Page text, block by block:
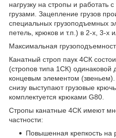
нагрузку на стропы и работать
грузами. Зацепление грузов
специальных грузоподъемных
петель, крюков и т.п.) в 2-х, 3-х
Максимальная
Канатный строп паук 4СК
(стропов типа 1СК)
концевым элементом
снизу выступают грузовые
комплектуется крюками G80.
Стропы канатные 4СК имеют
частности:
Повышенная крепкость на